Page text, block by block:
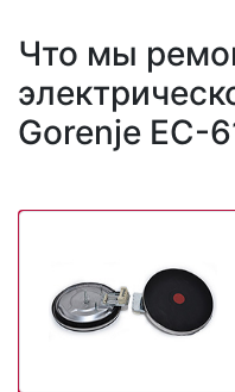
Что мы
Gorenje EC-